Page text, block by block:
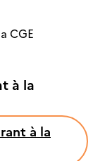
CGE
à la
à la